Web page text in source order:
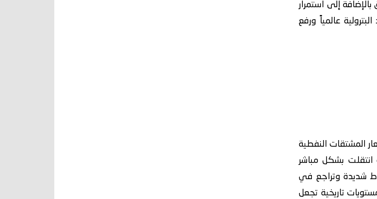
إلى استمرار
عالمياً ورفع
المشتقات النفطية
انتقلت بشكل مباشر
شديدة وتراجع في
تاريخية تجعل